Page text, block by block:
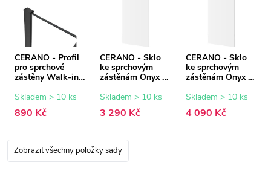
CERANO - Profil
pro sprchové
zástěny Walk-in
černá matná - 15
Skladem > 10 ks
890 Kč
CERANO - Sklo
ke sprchovým
zástěnám Onyx -
transparentní sklo
- 100x200 cm
Skladem > 10 ks
3 290 Kč
CERANO - Sklo
ke sprchovým
zástěnám Onyx -
transparentní sklo
- 130x200 cm
Skladem > 10 ks
4 090 Kč
Zobrazit všechny položky sady